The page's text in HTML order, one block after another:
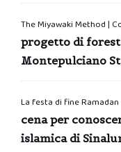
The Miyawaki Method |
progetto di
Montepulciano
La festa di fine
cena per
islamica di